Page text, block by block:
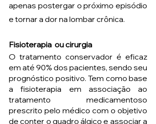
apenas postergar o próximo episódio
e tornar a dor na lombar crônica.
Fisioterapia  ou cirurgia
O tratamento conservador é eficaz
em até 90% dos pacientes, sendo seu
prognóstico positivo. Tem como base
a fisioterapia em associação ao
tratamento medicamentoso
prescrito pelo médico com o objetivo
de conter o quadro álgico e associar a